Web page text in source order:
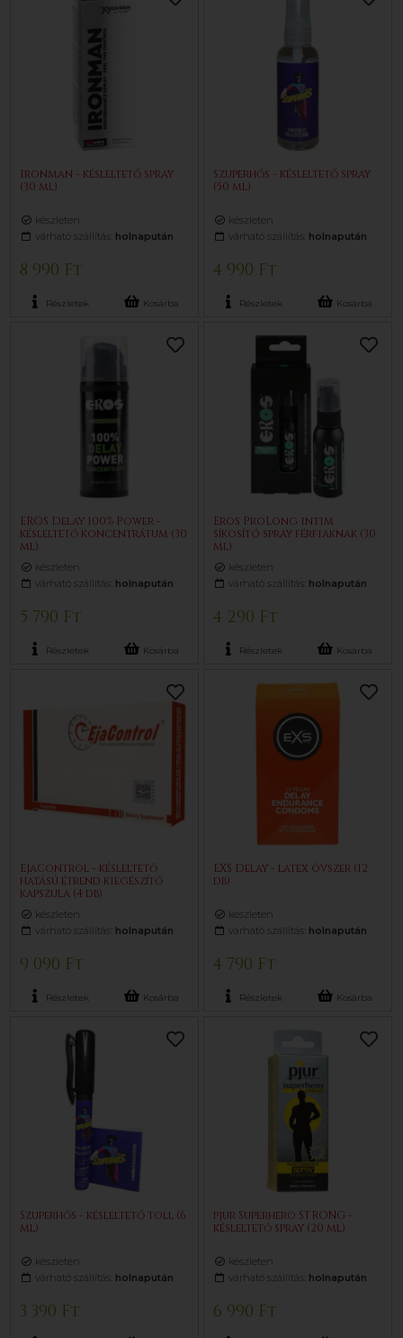
Ironman - késleltető spray
(30 ml)
készleten
várható szállítás: holnapután
8 990 Ft
Részletek Kosárba
Szuperhős - késleltető spray
(50 ml)
készleten
várható szállítás: holnapután
4 990 Ft
Részletek Kosárba
EROS Delay 100% Power -
késleltető koncentrátum (30
ml)
készleten
várható szállítás: holnapután
5 790 Ft
Részletek Kosárba
Eros ProLong intim
síkosító spray férfiaknak (30
ml)
készleten
várható szállítás: holnapután
4 290 Ft
Részletek Kosárba
EjaControl - késleltető
hatású étrend kiegészítő
kapszula (4 db)
készleten
várható szállítás: holnapután
9 090 Ft
Részletek Kosárba
EXS Delay - latex óvszer (12
db)
készleten
várható szállítás: holnapután
4 790 Ft
Részletek Kosárba
Szuperhős - késleltető toll (6
ml)
készleten
várható szállítás: holnapután
3 390 Ft
pjur Superhero STRONG -
késleltető spray (20 ml)
készleten
várható szállítás: holnapután
6 990 Ft